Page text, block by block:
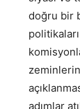
doğru bir
adımlar